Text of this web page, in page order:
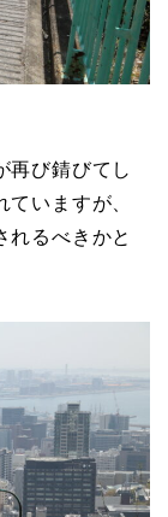
再び錆びてし
いますが、
れるべきかと